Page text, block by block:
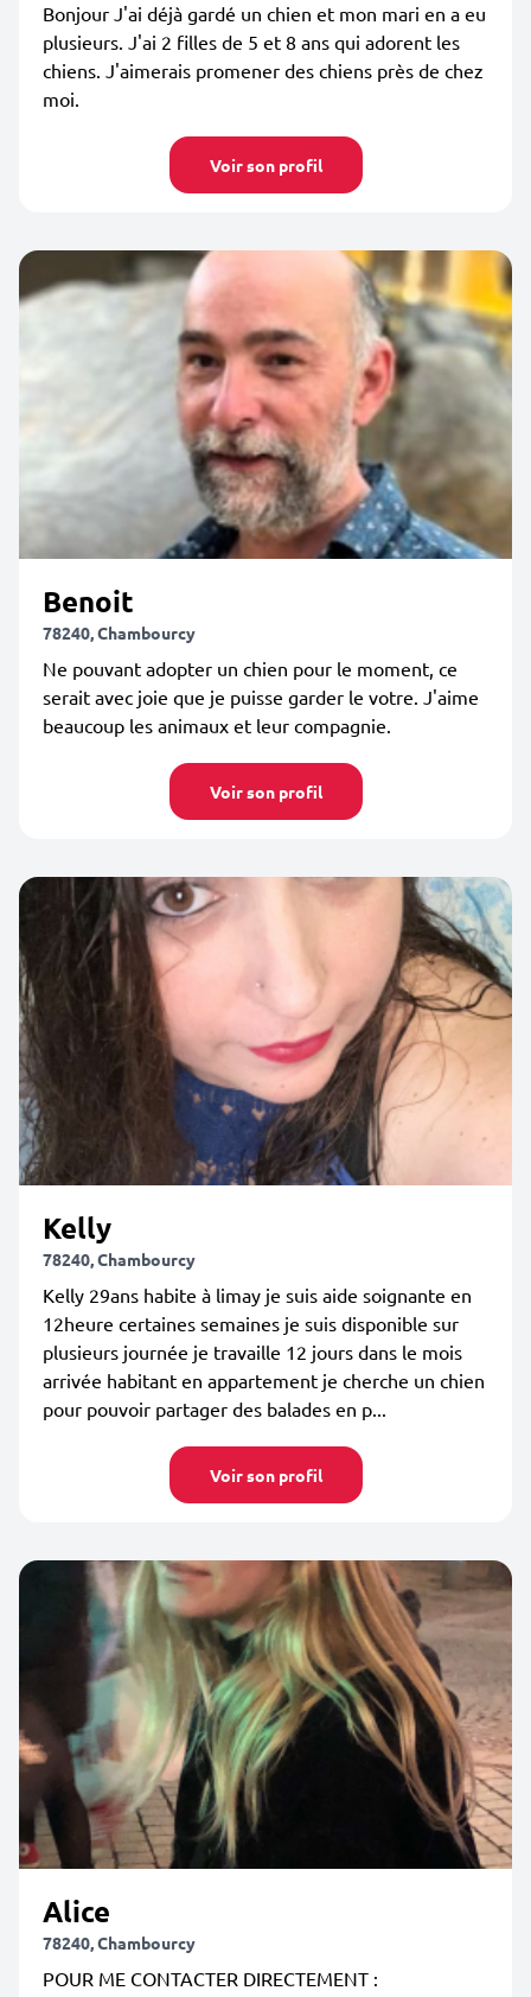
Bonjour J'ai déjà gardé un chien et mon mari en a eu
plusieurs. J'ai 2 filles de 5 et 8 ans qui adorent les
chiens. J'aimerais promener des chiens près de chez
moi.
Voir son profil
Benoit
78240, Chambourcy
Ne pouvant adopter un chien pour le moment, ce
serait avec joie que je puisse garder le votre. J'aime
beaucoup les animaux et leur compagnie.
Voir son profil
Kelly
78240, Chambourcy
Kelly 29ans habite à limay je suis aide soignante en
12heure certaines semaines je suis disponible sur
plusieurs journée je travaille 12 jours dans le mois
arrivée habitant en appartement je cherche un chien
pour pouvoir partager des balades en p...
Voir son profil
Alice
78240, Chambourcy
POUR ME CONTACTER DIRECTEMENT :